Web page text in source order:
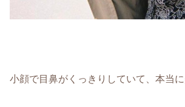
小顔で目鼻がくっきりしていて、本当に